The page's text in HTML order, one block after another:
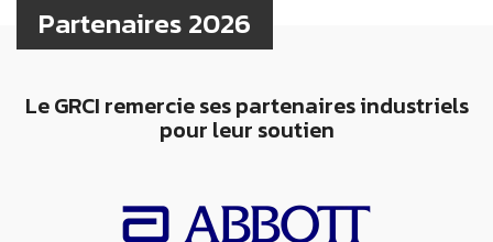
Partenaires 2026
Le GRCI remercie ses partenaires industriels
pour leur soutien